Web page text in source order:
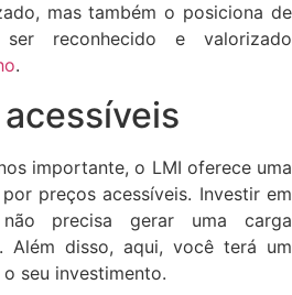
mas também o posiciona de
reconhecido e valorizado
.
acessíveis
importante, o LMI oferece uma
preços acessíveis. Investir em
precisa gerar uma carga
Além disso, aqui, você terá um
seu investimento.